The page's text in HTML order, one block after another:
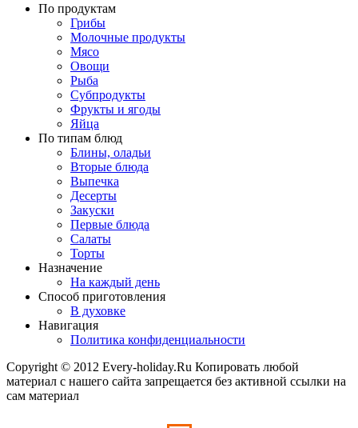
По продуктам
Грибы
Молочные продукты
Мясо
Овощи
Рыба
Субпродукты
Фрукты и ягоды
Яйца
По типам блюд
Блины, оладьи
Вторые блюда
Выпечка
Десерты
Закуски
Первые блюда
Салаты
Торты
Назначение
На каждый день
Способ приготовления
В духовке
Навигация
Политика конфиденциальности
Copyright © 2012 Every-holiday.Ru Копировать любой
материал с нашего сайта запрещается без активной ссылки на
сам материал